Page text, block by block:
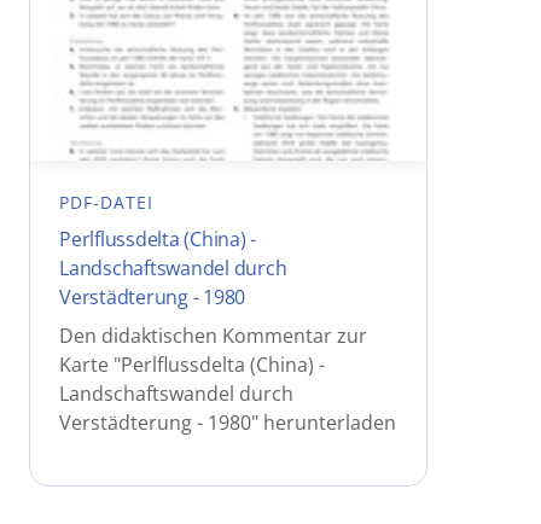
PDF-DATEI
Perlflussdelta (China) -
Landschaftswandel durch
Verstädterung - 1980
Den didaktischen Kommentar zur
Karte "Perlflussdelta (China) -
Landschaftswandel durch
Verstädterung - 1980" herunterladen